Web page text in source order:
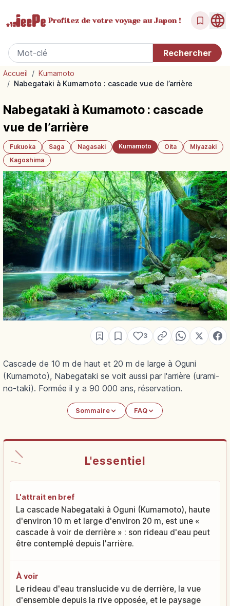
Profitez de votrevoyage au Japon !
Accueil / Kumamoto
/ Nabegataki à Kumamoto : cascade vue de l’arrière
Nabegataki à Kumamoto : cascade
vue de l’arrière
Fukuoka Saga Nagasaki Kumamoto Oita
Miyazaki
Kagoshima
3
Cascade de 10 m de haut et 20 m de large à Oguni
(Kumamoto), Nabegataki se voit aussi par l'arrière (urami-
no-taki). Formée il y a 90 000 ans, réservation.
Sommaire FAQ
L'essentiel
L'attrait en bref
La cascade Nabegataki à Oguni (Kumamoto), haute
d'environ 10 m et large d'environ 20 m, est une «
cascade à voir de derrière » : son rideau d'eau peut
être contemplé depuis l'arrière.
À voir
Le rideau d'eau translucide vu de derrière, la vue
d'ensemble depuis la rive opposée, et le paysage